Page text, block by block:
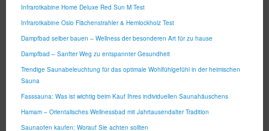
Infrarotkabine Home Deluxe Red Sun M Test
Infrarotkabine Oslo Flächenstrahler & Hemlockholz Test
Dampfbad selber bauen – Wellness der besonderen Art für zu hause
Dampfbad – Sanfter Weg zu entspannter Gesundheit
Trendige Saunabeleuchtung für das optimale Wohlfühlgefühl in der heimischen
Sauna
Fasssauna: Was ist wichtig beim Kauf Ihres individuellen Saunahäuschens
Hamam – Orientalisches Wellnessbad mit Jahrtausendalter Tradition
Saunaofen kaufen: Worauf Sie achten sollten